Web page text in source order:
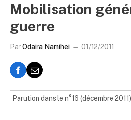
Mobilisation
guerre
ParOdaira Namihei 01/12/2011
Parution dans le n°16 (décembre 2011)